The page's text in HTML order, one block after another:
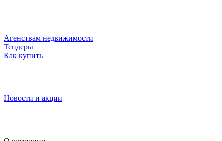
Агенствам недвижимости
Тендеры
Как купить
Новости и акции